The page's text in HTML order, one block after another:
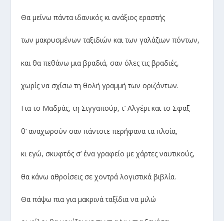
Θα µείνω πάντα ιδανικός κι ανάξιος εραστής
των µακρυσµένων ταξιδιών και των γαλάζιων πόντων,
και θα πεθάνω µια βραδιά,σαν όλες τις βραδιές,
χωρίς να σχίσω τη θολή γραµµή των οριζόντων.
Για το Μαδράς,τη Σιγγαπούρ,τ’Αλγέρι και το Σφαξ
θ‘αναχωρούν σαν πάντοτε περήφανα τα πλοία,
κι εγώ,σκυφτός σ’ένα γραφείο µε χάρτες ναυτικούς,
θα κάνω αθροίσεις σε χοντρά λογιστικά βιβλία.
Θα πάψω πια για µακρινά ταξίδια να µιλώ